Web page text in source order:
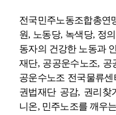
전국민주노동조합총연
원, 노동당, 녹색당, 정
동자의 건강한 노동과
재단, 공공운수노조, 공
공운수노조 전국물류
권법재단 공감, 권리찾
니온, 민주노조를 깨우